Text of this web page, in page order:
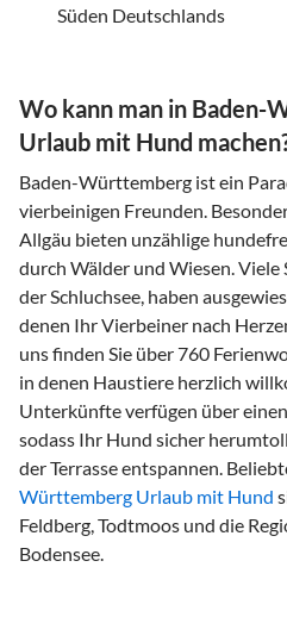
Süden Deutschlands
Wo kann man in Baden-
Urlaub mit Hund
Baden-Württemberg ist ein
vierbeinigen Freunden.
Allgäu bieten unzählige
durch Wälder und Wiesen. Viele
der Schluchsee, haben
denen Ihr Vierbeiner nach
uns finden Sie über 760
in denen Haustiere herzlich
Unterkünfte verfügen über
sodass Ihr Hund sicher
der Terrasse entspannen.
Württemberg Urlaub mit Hund
Feldberg, Todtmoos und die
Bodensee.